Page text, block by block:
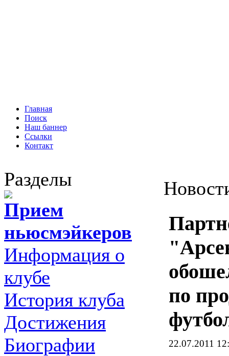
Главная
Поиск
Наш баннер
Ссылки
Контакт
Разделы
Прием
ньюсмэйкеров
Информация о
клубе
История клуба
Достижения
Биографии
по
22.07.2011